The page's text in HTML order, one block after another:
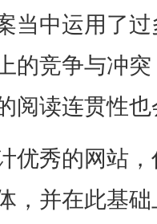
当中运用了
的竞争与冲
阅读连贯性
优秀的网站
，并在此基